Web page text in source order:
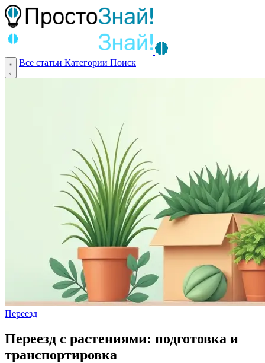
Все статьи Категории Поиск
Переезд
Переезд с растениями: подготовка и
транспортировка